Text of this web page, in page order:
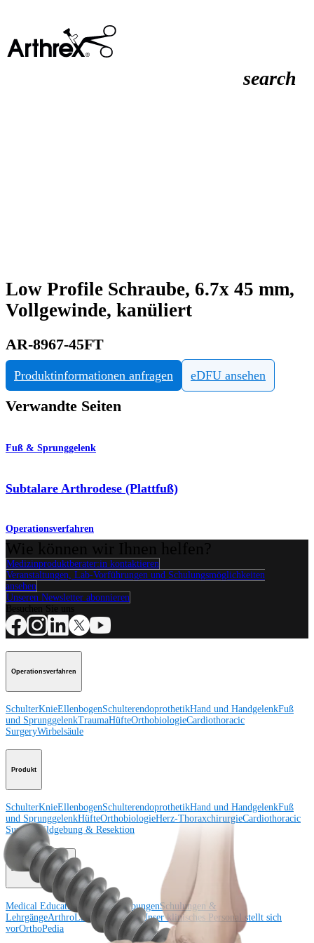
search
Low Profile Schraube, 6.7x 45 mm,
Vollgewinde, kanüliert
AR-8967-45FT
Produktinformationen anfragen eDFU ansehen
Verwandte Seiten
Fuß & Sprunggelenk
Subtalare Arthrodese (Plattfuß)
Operationsverfahren
Medizinproduktberater:in kontaktieren
Veranstaltungen, Lab-Vorführungen und Schulungsmöglichkeiten
ansehen
Unseren Newsletter abonnieren
Operationsverfahren
SchulterKnieEllenbogenSchulterendoprothetikHand und HandgelenkFuß
und SprunggelenkTraumaHüfteOrthobiologieCardiothoracic
SurgeryWirbelsäule
Produkt
SchulterKnieEllenbogenSchulterendoprothetikHand und HandgelenkFuß
und SprunggelenkHüfteOrthobiologieHerz-ThoraxchirurgieCardiothoracic
Surgery
Bildgebung & Resektion
Medical Education
Medical Education KursbeschreibungenSchulungen &
LehrgängeArthroLab™-Standorte Unser klinisches Personal stellt sich
vorOrthoPedia